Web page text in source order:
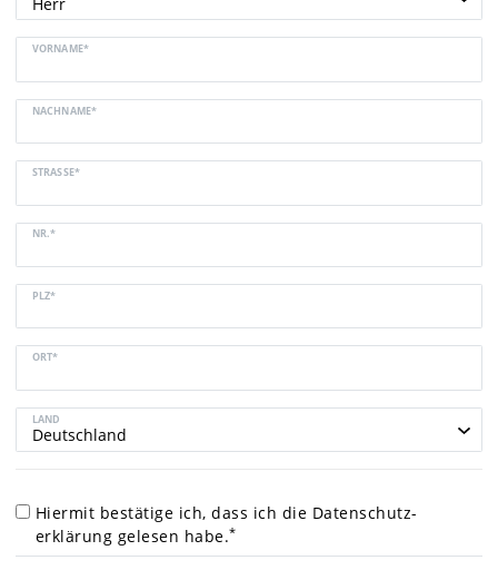
VORNAME*
NACHNAME*
STRASSE*
NR.*
PLZ*
ORT*
LAND
Hiermit bestätige ich, dass ich die Daten­schutz­
erklärung gelesen habe.*